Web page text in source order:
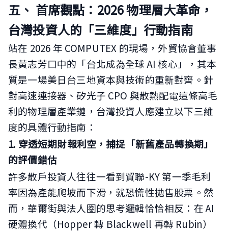
五、 首席觀點：2026 物理層大革命，
台灣投資人的「三維度」行動指南
站在 2026 年 COMPUTEX 的現場，外貿協會董事
長黃志芳口中的「台北成為全球 AI 核心」，其本
質是一場美日台三地資本與技術的重新對齊。針
對高速連接器、矽光子 CPO 與散熱配電這條高毛
利的物理層產業鏈，台灣投資人應建立以下三維
度的具體行動指南：
1. 穿透短期財報利空，捕捉「新舊產品轉換期」
的評價錯估
許多散戶投資人往往一看到貿聯-KY 第一季毛利
率因為產能爬坡而下滑，就恐慌性拋售股票。然
而，華爾街與法人圈的思考邏輯恰恰相反：在 AI
硬體換代（Hopper 轉 Blackwell 再轉 Rubin）